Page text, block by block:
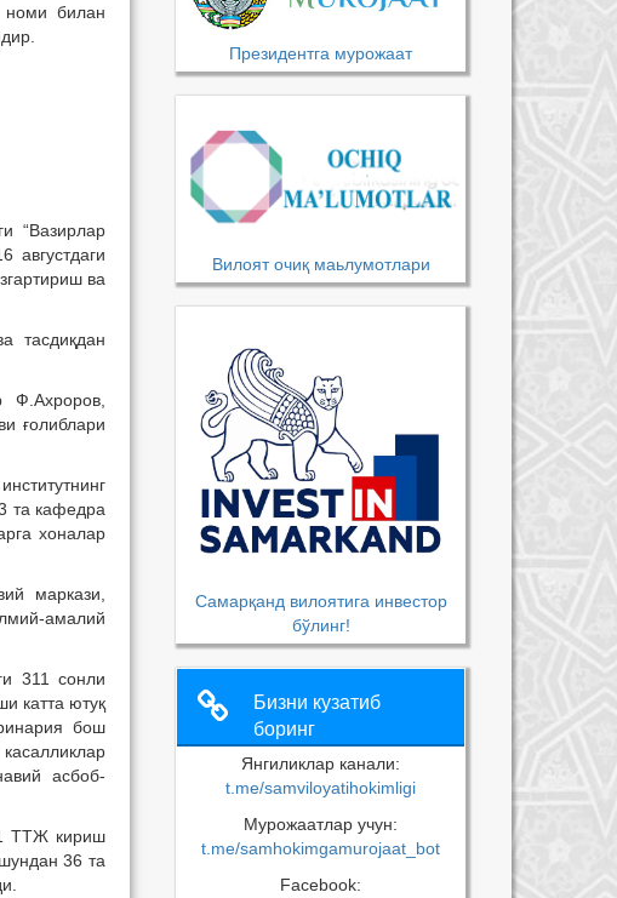
номи билан
“Вазирлар
августдаги
ва
тасдиқдан
Ф.Ахроров,
ғолиблари
та кафедра
хоналар
маркази,
амалий
311 сонли
катта ютуқ
бош
асбоб-
ТТЖ кириш
36 та
Президентга мурожаат
Вилоят очиқ маьлумотлари
Самарқанд вилоятига инвестор
бўлинг!
Бизни кузатиб
боринг
Янгиликлар канали:
t.me/samviloyatihokimligi
Мурожаатлар учун:
t.me/samhokimgamurojaat_bot
Facebook: